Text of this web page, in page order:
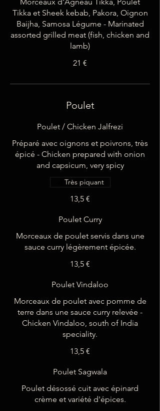
Morceaux d'Agneau Tikka, Poulet
Tikka et Sheek kebab, Pakora, Oignon
Baijha, Samosa Légume - Marinated
assorted grilled meat (fish, chicken and
21 €
Poulet
Poulet / Chicken Jalfrezi
Préparé avec oignons et poivrons, très
épicé - Chicken prepared with onion
and capsicum, very spicy
13,5 €
Très piquant
Poulet Curry
Morceaux de poulet servis dans une
13,5 €
Poulet Vindaloo
Morceaux de poulet avec pomme de
terre dans une sauce curry relevée -
Chicken Vindaloo, south of India
speciality.
13,5 €
Poulet Sagwala
Poulet désossé cuit avec épinard
crème et variété d'épices.